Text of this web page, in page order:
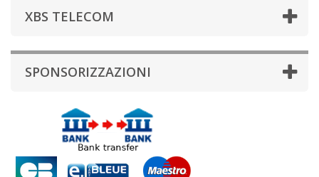
XBS TELECOM
SPONSORIZZAZIONI